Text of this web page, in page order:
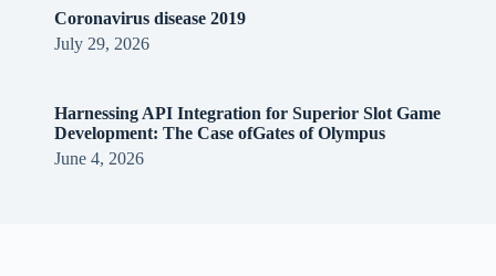
Coronavirus disease 2019
July 29, 2026
Harnessing API Integration for Superior Slot Game
Development: The Case ofGates of Olympus
June 4, 2026